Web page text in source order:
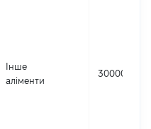
Інше
аліменти
30000